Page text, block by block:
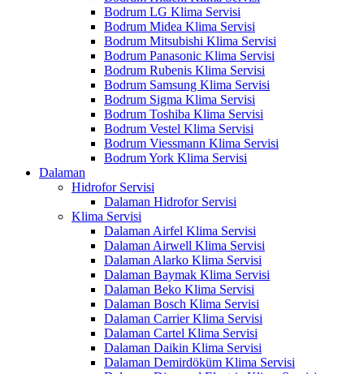
Bodrum LG Klima Servisi
Bodrum Midea Klima Servisi
Bodrum Mitsubishi Klima Servisi
Bodrum Panasonic Klima Servisi
Bodrum Rubenis Klima Servisi
Bodrum Samsung Klima Servisi
Bodrum Sigma Klima Servisi
Bodrum Toshiba Klima Servisi
Bodrum Vestel Klima Servisi
Bodrum Viessmann Klima Servisi
Bodrum York Klima Servisi
Dalaman
Hidrofor Servisi
Dalaman Hidrofor Servisi
Klima Servisi
Dalaman Airfel Klima Servisi
Dalaman Airwell Klima Servisi
Dalaman Alarko Klima Servisi
Dalaman Baymak Klima Servisi
Dalaman Beko Klima Servisi
Dalaman Bosch Klima Servisi
Dalaman Carrier Klima Servisi
Dalaman Cartel Klima Servisi
Dalaman Daikin Klima Servisi
Dalaman Demirdöküm Klima Servisi